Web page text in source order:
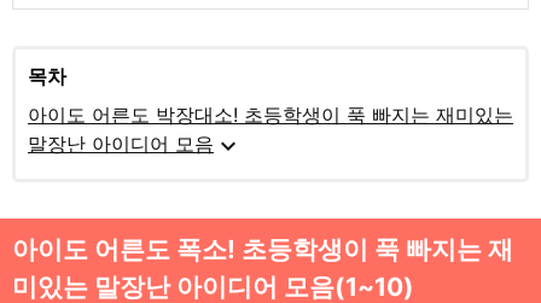
목차
아이도 어른도 박장대소! 초등학생이 푹 빠지는 재미있는
말장난 아이디어 모음 expand_more
아이도 어른도 폭소! 초등학생이 푹 빠지는 재
미있는 말장난 아이디어 모음(1~10)